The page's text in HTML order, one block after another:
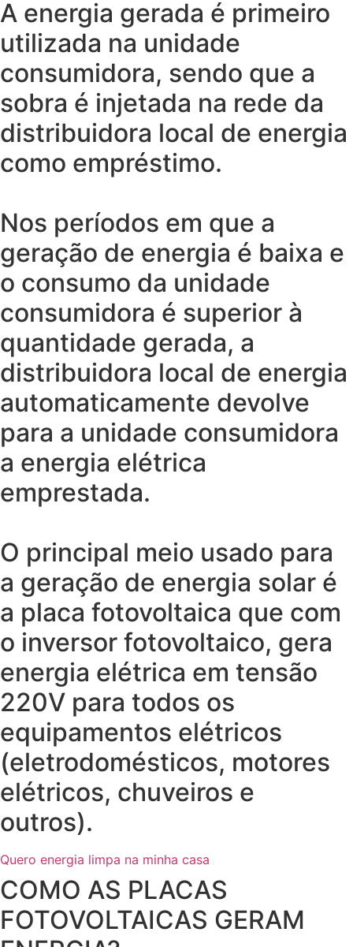
A energia gerada é primeiro
utilizada na unidade
consumidora, sendo que a
sobra é injetada na rede da
distribuidora local de energia
como empréstimo.
Nos períodos em que a
geração de energia é baixa e
o consumo da unidade
consumidora é superior à
quantidade gerada, a
distribuidora local de energia
automaticamente devolve
para a unidade consumidora
a energia elétrica
emprestada.
O principal meio usado para
a geração de energia solar é
a placa fotovoltaica que com
o inversor fotovoltaico, gera
energia elétrica em tensão
220V para todos os
equipamentos elétricos
(eletrodomésticos, motores
elétricos, chuveiros e
outros).
Quero energia limpa na minha casa
COMO AS PLACAS
FOTOVOLTAICAS GERAM